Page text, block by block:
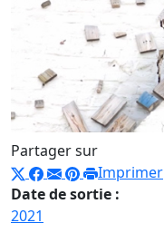
Partager sur
Imprimer
Date de sortie :
2021